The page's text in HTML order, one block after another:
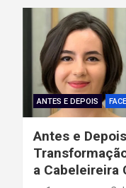
ç
d
e
ANTES E DEPOIS
Antes e
a Cabeleireira